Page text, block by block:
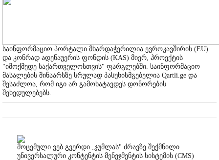
საინფორმაციო პორტალი მხარდაჭერილია ევროკავშირის (EU)
და კონრად ადენაუერის ფონდის (KAS) მიერ, პროექტის
"იმოქმედე საქართველოსთვის" ფარგლებში. საინფორმაციო
მასალების შინაარსზე სრულად პასუხისმგებელია Qartli.ge და
შესაძლოა, რომ იგი არ გამოხატავდეს დონორების
შეხედულებებს.
მოცემული ვებ გვერდი „ჯუმლას" ძრავზე შექმნილი
უნივერსალური კონტენტის მენეჯმენტის სისტემის (CMS)